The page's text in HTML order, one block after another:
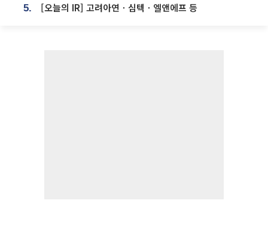
5. [오늘의 IR] 고려아연ㆍ심텍ㆍ엘앤에프 등